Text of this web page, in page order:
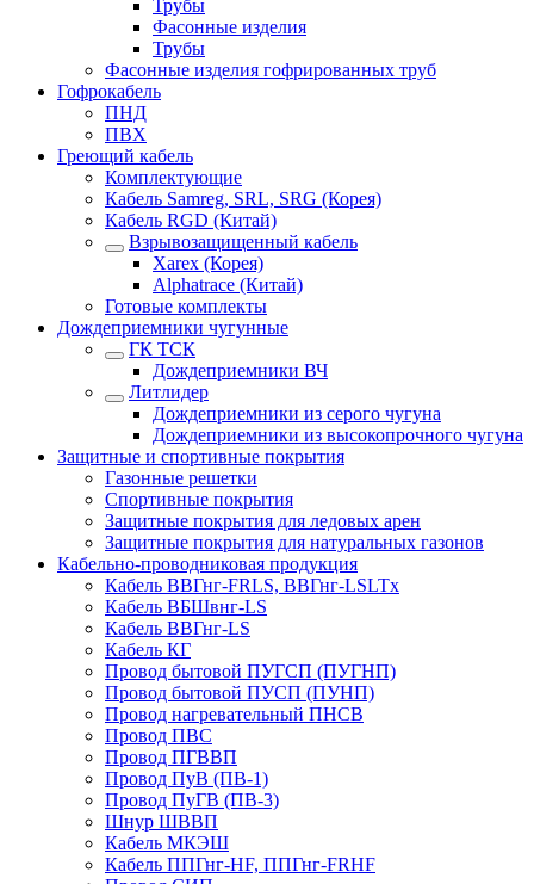
Трубы
Фасонные изделия
Трубы
Фасонные изделия гофрированных труб
Гофрокабель
ПНД
ПВХ
Греющий кабель
Комплектующие
Кабель Samreg, SRL, SRG (Корея)
Кабель RGD (Китай)
Взрывозащищенный кабель
Xarex (Корея)
Alphatrace (Китай)
Готовые комплекты
Дождеприемники чугунные
ГК ТСК
Дождеприемники ВЧ
Литлидер
Дождеприемники из серого чугуна
Дождеприемники из высокопрочного чугуна
Защитные и спортивные покрытия
Газонные решетки
Спортивные покрытия
Защитные покрытия для ледовых арен
Защитные покрытия для натуральных газонов
Кабельно-проводниковая продукция
Кабель ВВГнг-FRLS, ВВГнг-LSLTx
Кабель ВБШвнг-LS
Кабель ВВГнг-LS
Кабель КГ
Провод бытовой ПУГСП (ПУГНП)
Провод бытовой ПУСП (ПУНП)
Провод нагревательный ПНСВ
Провод ПВС
Провод ПГВВП
Провод ПуВ (ПВ-1)
Провод ПуГВ (ПВ-3)
Шнур ШВВП
Кабель МКЭШ
Кабель ППГнг-HF, ППГнг-FRHF